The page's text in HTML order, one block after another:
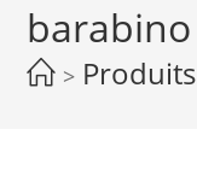
barabino
> Produits